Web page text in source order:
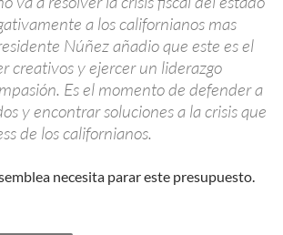
a los californianos mas
Núñez añadio que este es el
creativos y ejercer un liderazgo
Es el momento de defender a
y encontrar soluciones a la crisis que
de los californianos.
necesita parar este presupuesto.